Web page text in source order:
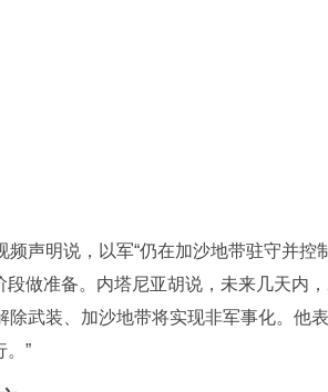
明说，以军“仍在加沙地带驻守并控
做准备。内塔尼亚胡说，未来几天内
武装、加沙地带将实现非军事化。他
。”